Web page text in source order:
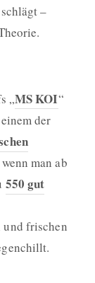
–
„MS KOI“
der
man ab
550 gut
frischen